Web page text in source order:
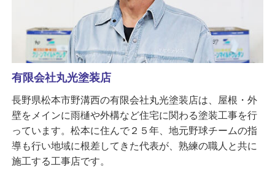
有限会社丸光塗装店
長野県松本市野溝西の有限会社丸光塗装店は、屋根・外
壁をメインに雨樋や外構など住宅に関わる塗装工事を行
っています。松本に住んで２５年、地元野球チームの指
導も行い地域に根差してきた代表が、熟練の職人と共に
施工する工事店です。